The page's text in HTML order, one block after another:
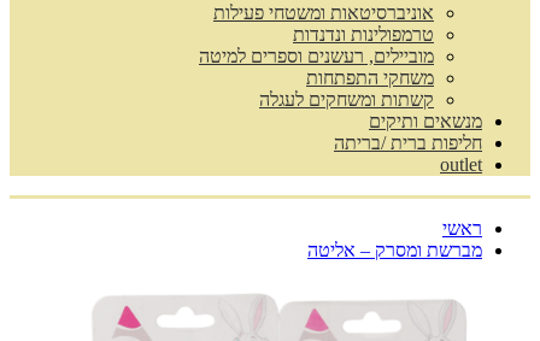
אוניברסיטאות ומשטחי פעילות
טרמפולינות ונדנדות
מוביילים, רעשנים וספרים למיטה
משחקי התפתחות
קשתות ומשחקים לעגלה
מנשאים ותיקים
חליפות ברית /בריתה
outlet
ראשי
מברשת ומסרק – אליטה